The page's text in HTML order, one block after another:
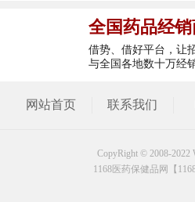
全国药品经
借势、借好平台，让
与全国各地数十万经
网站首页 联系我们
CopyRight © 2008-2022
1168医药保健品网【